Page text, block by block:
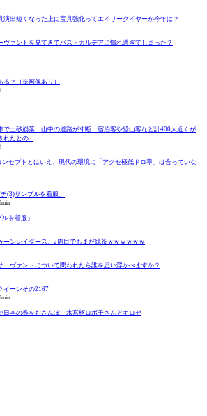
演出短くなった上に宝具強化ってエイリークイヤーか今年は？
ヴァントを見てきてバストカルデアに慣れ過ぎてしまった？
る？（※画像あり）
で土砂崩落…山中の道路が寸断 宿泊客や登山客など計400人近くが
たとの...
ンセプトとはいえ、現代の環境に「アクセ極低ドロ率」は合っていな
(3)サンプルを着服」
を着服」
ーンレイダース、2周目でもまだ緑茶ｗｗｗｗｗｗ
ーヴァントについて問われたら誰を思い浮かべますか？
イーンその2167
日本の春をおさんぽ！水宮枢ロボ子さんアキロゼ